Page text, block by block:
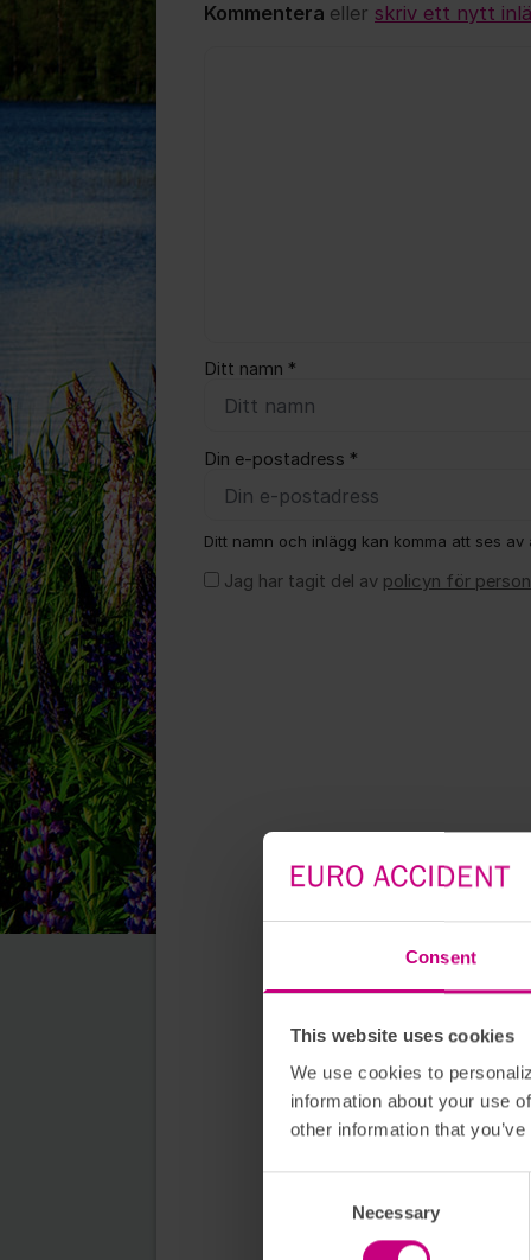
Consent
This website uses cookies
We use cookies to
information about your use
other information that
Necessary
Kommentera eller skriv ett nytt
Ditt namn *
Din e-postadress *
Ditt namn och inlägg kan komma att ses
Jag har tagit del av policyn för